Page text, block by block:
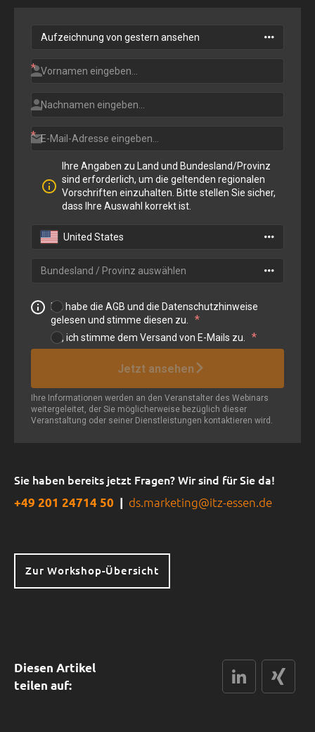
Sie haben bereits jetzt Fragen? Wir sind für Sie da!
+49 201 24714 50 | ds.marketing@itz-essen.de
Zur Workshop-Übersicht
Diesen Artikel
teilen auf:
LinkedIn
xing